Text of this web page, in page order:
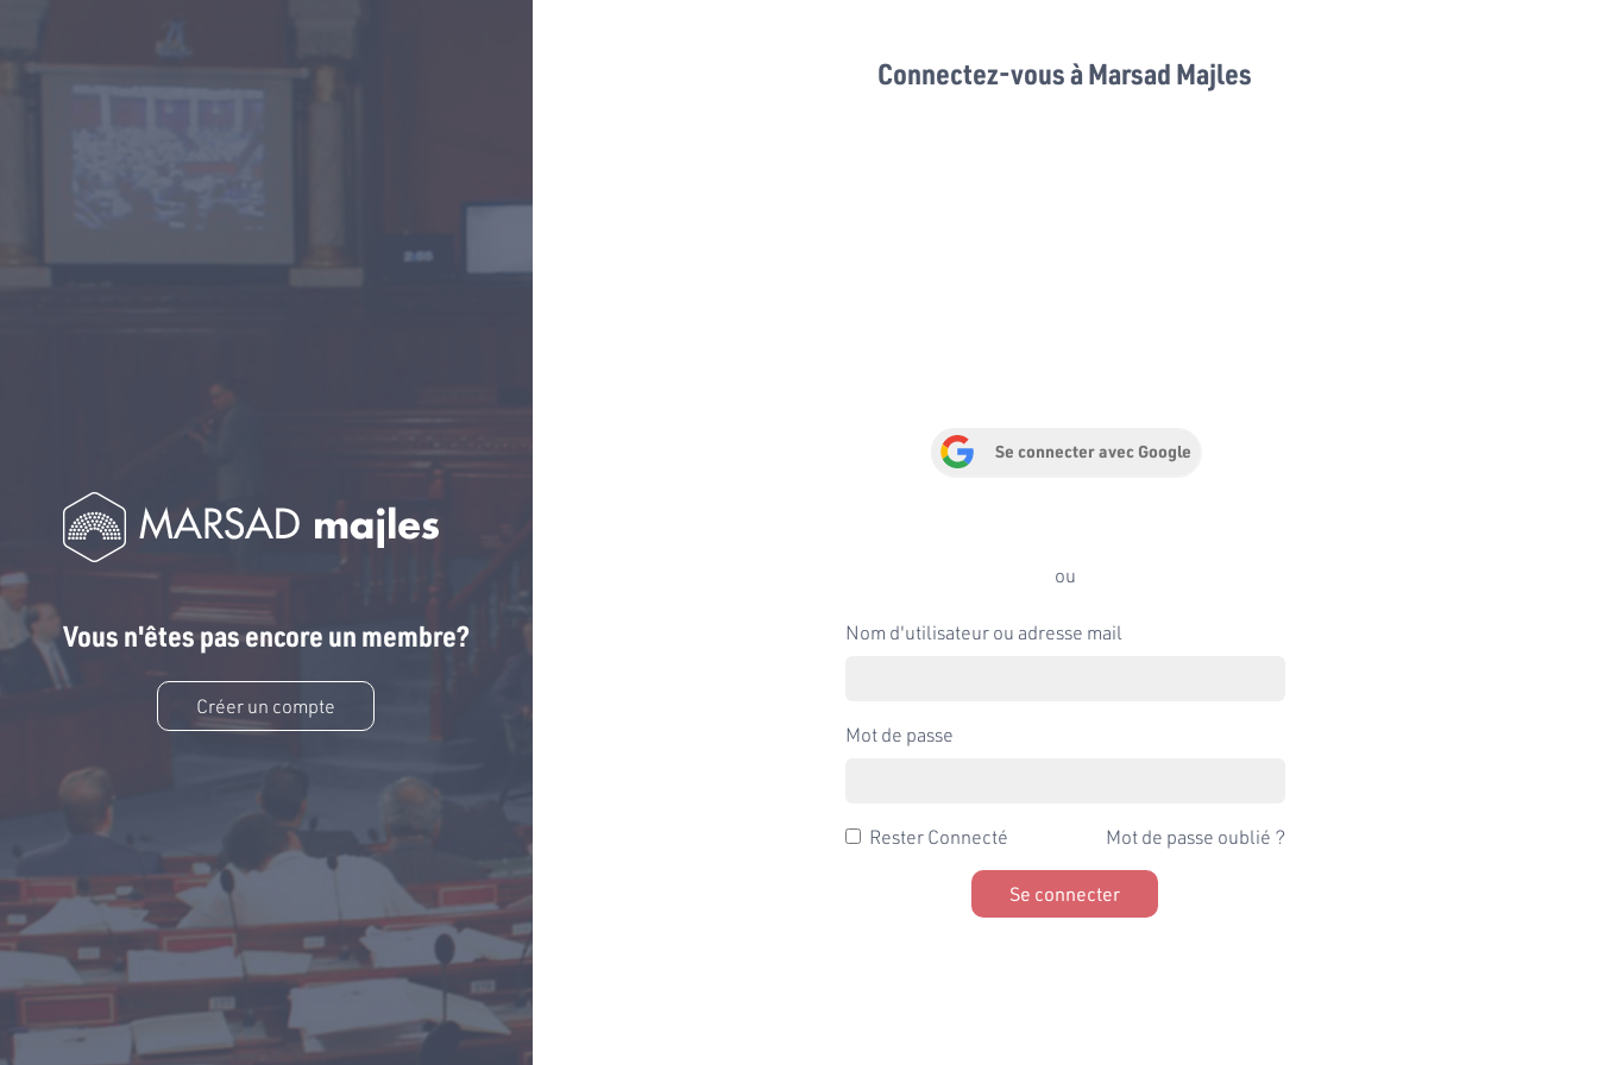
Vous n'êtes pas encore un membre?
Créer un compte
Connectez-vous à Marsad Majles
Se connecter avec Google
ou
Nom d'utilisateur ou adresse mail
Mot de passe
Rester Connecté Mot de passe oublié ?